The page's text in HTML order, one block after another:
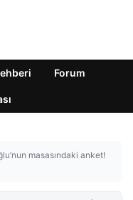
Forum
masasındaki anket!